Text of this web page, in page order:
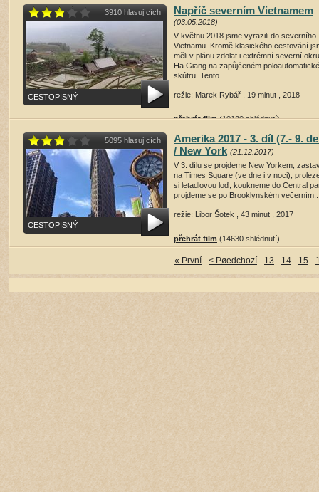
3910 hlasujících
CESTOPISNÝ
Napříč severním Vietnamem
(03.05.2018)
V květnu 2018 jsme vyrazili do severního
Vietnamu. Kromě klasického cestování
měli v plánu zdolat i extrémní severní
Ha Giang na zapůjčeném
skútru. Tento...
režie: Marek Rybář , 19 minut , 2018
přehrát film (10180 shlédnutí)
5095 hlasujících
CESTOPISNÝ
Amerika 2017 - 3. díl (7.- 9.
/ New York (21.12.2017)
V 3. dílu se projdeme New Yorkem,
na Times Square (ve dne i v noci),
si letadlovou loď, koukneme do Central
projdeme se po Brooklynském
režie: Libor Šotek , 43 minut , 2017
přehrát film (14630 shlédnutí)
« První < Pøedchozí 13 14 15